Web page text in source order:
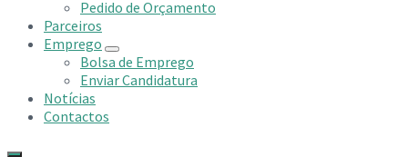
Pedido de Orçamento
Parceiros
Emprego
Bolsa de Emprego
Enviar Candidatura
Notícias
Contactos